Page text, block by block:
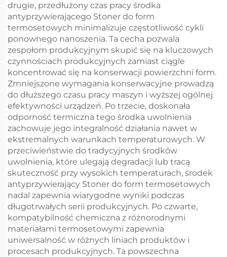
drugie, przedłużony czas pracy środka
antyprzywierającego Stoner do form
termosetowych minimalizuje częstotliwość cykli
ponownego nanoszenia. Ta cecha pozwala
zespołom produkcyjnym skupić się na kluczowych
czynnościach produkcyjnych zamiast ciągle
koncentrować się na konserwacji powierzchni form.
Zmniejszone wymagania konserwacyjne prowadzą
do dłuższego czasu pracy maszyn i wyższej ogólnej
efektywności urządzeń. Po trzecie, doskonała
odporność termiczna tego środka uwolnienia
zachowuje jego integralność działania nawet w
ekstremalnych warunkach temperaturowych. W
przeciwieństwie do tradycyjnych środków
uwolnienia, które ulegają degradacji lub tracą
skuteczność przy wysokich temperaturach, środek
antyprzywierający Stoner do form termosetowych
nadal zapewnia wiarygodne wyniki podczas
długotrwałych serii produkcyjnych. Po czwarte,
kompatybilność chemiczna z różnorodnymi
materiałami termosetowymi zapewnia
uniwersalność w różnych liniach produktów i
procesach produkcyjnych. Ta powszechna